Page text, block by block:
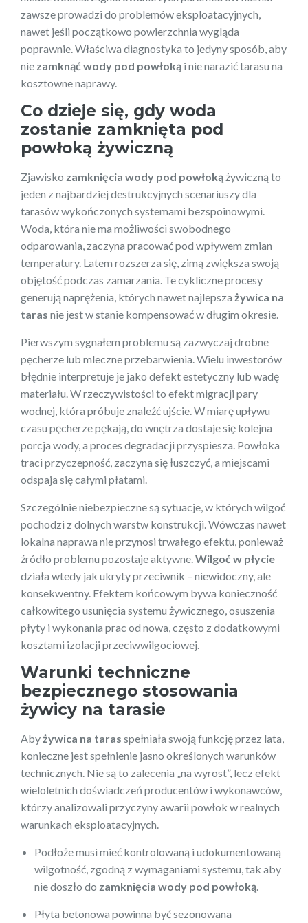
zawsze prowadzi do problemów eksploatacyjnych,
nawet jeśli początkowo powierzchnia wygląda
poprawnie. Właściwa diagnostyka to jedyny sposób, aby
nie zamknąć wody pod powłoką i nie narazić tarasu na
kosztowne naprawy.
Co dzieje się, gdy woda
zostanie zamknięta pod
powłoką żywiczną
Zjawisko zamknięcia wody pod powłokążywiczną to
jeden z najbardziej destrukcyjnych scenariuszy dla
tarasów wykończonych systemami bezspoinowymi.
Woda, która nie ma możliwości swobodnego
odparowania, zaczyna pracować pod wpływem zmian
temperatury. Latem rozszerza się, zimą zwiększa swoją
objętość podczas zamarzania. Te cykliczne procesy
generują naprężenia, których nawet najlepsza żywica na
taras nie jest w stanie kompensować w długim okresie.
Pierwszym sygnałem problemu są zazwyczaj drobne
pęcherze lub mleczne przebarwienia. Wielu inwestorów
błędnie interpretuje je jako defekt estetyczny lub wadę
materiału. W rzeczywistości to efekt migracji pary
wodnej, która próbuje znaleźć ujście. W miarę upływu
czasu pęcherze pękają, do wnętrza dostaje się kolejna
porcja wody, a proces degradacji przyspiesza. Powłoka
traci przyczepność, zaczyna się łuszczyć, a miejscami
odspaja się całymi płatami.
Szczególnie niebezpieczne są sytuacje, w których wilgoć
pochodzi z dolnych warstw konstrukcji. Wówczas nawet
lokalna naprawa nie przynosi trwałego efektu, ponieważ
źródło problemu pozostaje aktywne. Wilgoć w płycie
działa wtedy jak ukryty przeciwnik – niewidoczny, ale
konsekwentny. Efektem końcowym bywa konieczność
całkowitego usunięcia systemu żywicznego, osuszenia
płyty i wykonania prac od nowa, często z dodatkowymi
kosztami izolacji przeciwwilgociowej.
Warunki techniczne
bezpiecznego stosowania
żywicy na tarasie
Abyżywica na taras spełniała swoją funkcję przez lata,
konieczne jest spełnienie jasno określonych warunków
technicznych. Nie są to zalecenia „na wyrost”, lecz efekt
wieloletnich doświadczeń producentów i wykonawców,
którzy analizowali przyczyny awarii powłok w realnych
warunkach eksploatacyjnych.
Podłoże musi mieć kontrolowaną i udokumentowaną
wilgotność, zgodną z wymaganiami systemu, tak aby
nie doszło do zamknięcia wody pod powłoką
Płyta betonowa powinna być sezonowana